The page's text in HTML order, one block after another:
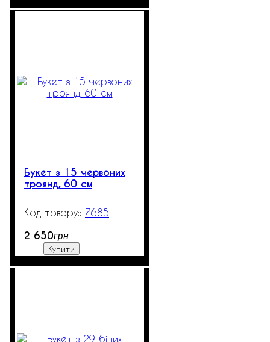
Букет з 15 червоних
троянд, 60 см
7685
2 650грн
Купити